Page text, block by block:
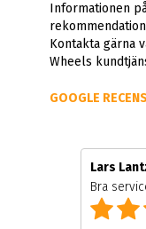
Informationen
Kontakta gärna
Wheels
GOOGLE
Lars
Bra